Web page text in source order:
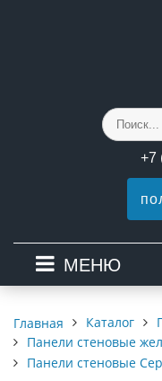
+7
МЕНЮ
Главная Каталог
Панели стеновые
Панели стеновые